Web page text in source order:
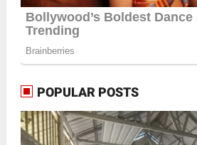
POPULAR POSTS